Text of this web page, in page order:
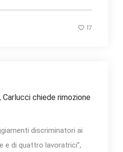
17
chiede rimozione
discriminatori ai
e di quattro lavoratrici”,